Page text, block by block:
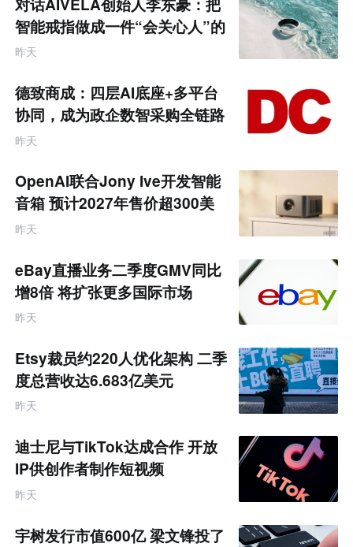
来
零
售
跨
境
商
产
业
互
联
网
智能戒指做成一件“会关心人”的
饰品
昨天
德致商成：四层AI底座+多平台
协同，成为政企数智采购全链路
服务商
昨天
OpenAI联合Jony Ive开发智能
音箱 预计2027年售价超300美
元
昨天
eBay直播业务二季度GMV同比
增8倍 将扩张更多国际市场
昨天
Etsy裁员约220人优化架构 二季
度总营收达6.683亿美元
昨天
迪士尼与TikTok达成合作 开放
IP供创作者制作短视频
昨天
宇树发行市值600亿 梁文锋投了